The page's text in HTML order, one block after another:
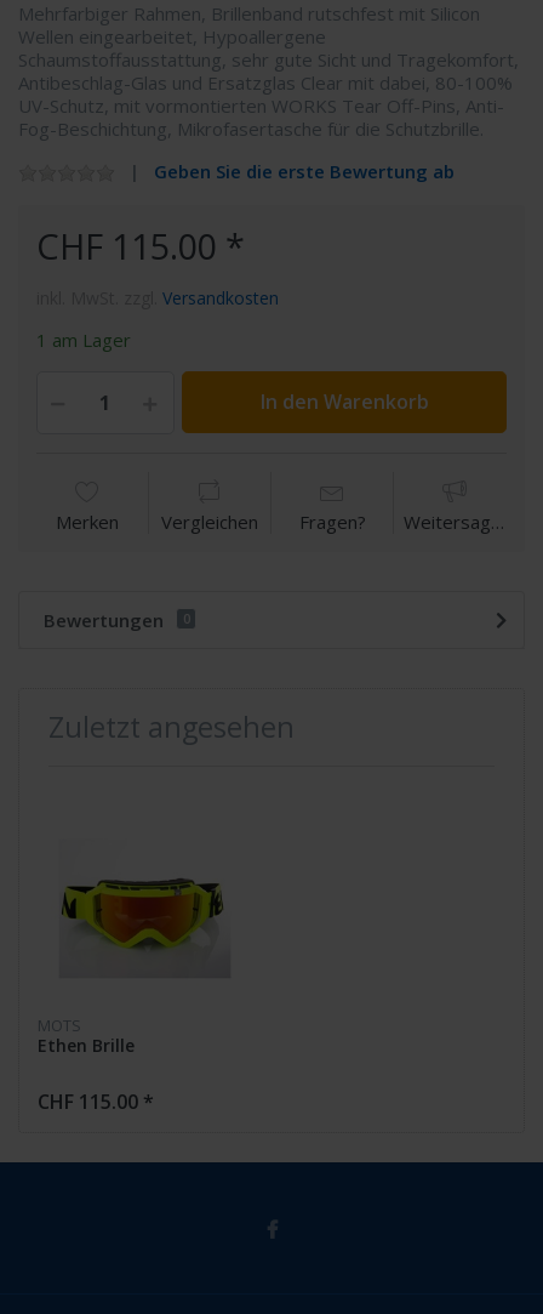
Mehrfarbiger Rahmen, Brillenband rutschfest mit Silicon
Wellen eingearbeitet, Hypoallergene
Schaumstoffausstattung, sehr gute Sicht und Tragekomfort,
Antibeschlag-Glas und Ersatzglas Clear mit dabei, 80-100%
UV-Schutz, mit vormontierten WORKS Tear Off-Pins, Anti-
Fog-Beschichtung, Mikrofasertasche für die Schutzbrille.
Geben Sie die erste Bewertung ab
CHF 115.00 *
Versandkosten
1 am Lager
In den Warenkorb
Merken Vergleichen Fragen? Weitersagen
Bewertungen 0
Zuletzt angesehen
MOTS
Ethen Brille
CHF 115.00 *